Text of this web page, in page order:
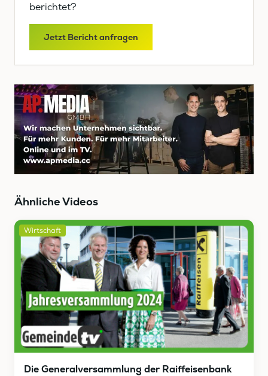
berichtet?
Jetzt Bericht anfragen
Ähnliche Videos
Wirtschaft
Die Generalversammlung der Raiffeisenbank